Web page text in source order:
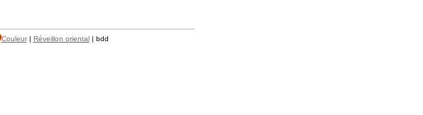
Couleur| Réveillon oriental| bdd